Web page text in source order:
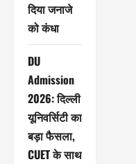
दिया जनाजे
को कंधा
DU
Admission
2026: दिल्ली
यूनिवर्सिटी का
बड़ा फैसला,
CUET के साथ